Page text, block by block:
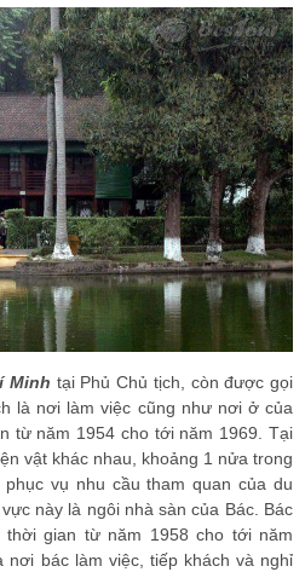
Minh tại Phủ Chủ tịch, còn được gọi
là nơi làm việc cũng như nơi ở của
từ năm 1954 cho tới năm 1969. Tại
vật khác nhau, khoảng 1 nửa trong
vụ nhu cầu tham quan của du
này là ngôi nhà sàn của Bác. Bác
gian từ năm 1958 cho tới năm
nơi bác làm việc, tiếp khách và nghỉ